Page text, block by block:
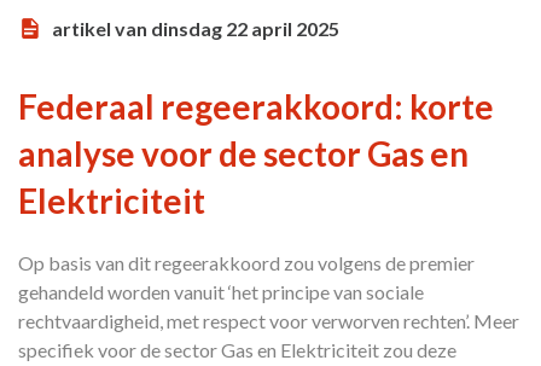
artikel van dinsdag 22 april 2025
Federaal regeerakkoord: korte
analyse voor de sector Gas en
Elektriciteit
Op basis van dit regeerakkoord zou volgens de premier
gehandeld worden vanuit ‘het principe van sociale
rechtvaardigheid, met respect voor verworven rechten’. Meer
specifiek voor de sector Gas en Elektriciteit zou deze